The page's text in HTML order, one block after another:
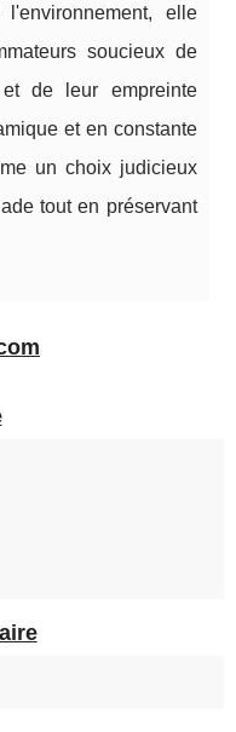
elle
soucieux de
et de leur empreinte
et en constante
un choix judicieux
tout en préservant